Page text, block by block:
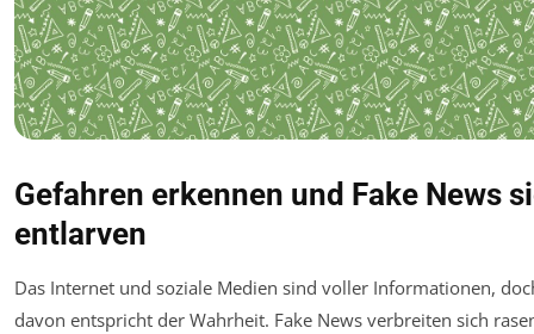
Gefahren erkennen und Fake News
entlarven
Das Internet und soziale Medien sind voller Informationen,
davon entspricht der Wahrheit. Fake News verbreiten sich